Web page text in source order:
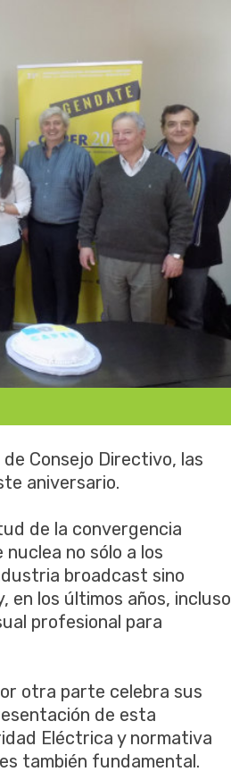
Consejo Directivo, las
aniversario.
de la convergencia
no sólo a los
broadcast sino
en los últimos años, incluso
profesional para
otra parte celebra sus
de esta
Eléctrica y normativa
también fundamental.